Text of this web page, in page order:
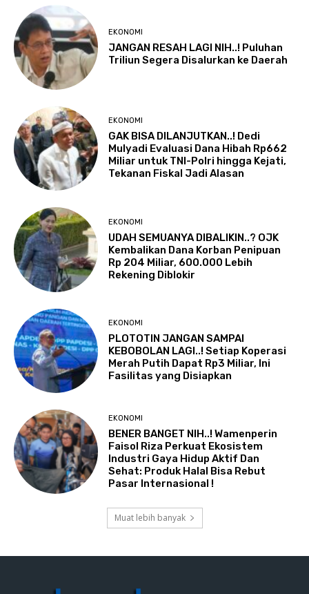
EKONOMI
JANGAN RESAH LAGI NIH..! Puluhan
Triliun Segera Disalurkan ke Daerah
EKONOMI
GAK BISA DILANJUTKAN..! Dedi
Mulyadi Evaluasi Dana Hibah Rp662
Miliar untuk TNI-Polri hingga Kejati,
Tekanan Fiskal Jadi Alasan
EKONOMI
UDAH SEMUANYA DIBALIKIN..? OJK
Kembalikan Dana Korban Penipuan
Rp 204 Miliar, 600.000 Lebih
Rekening Diblokir
EKONOMI
PLOTOTIN JANGAN SAMPAI
KEBOBOLAN LAGI..! Setiap Koperasi
Merah Putih Dapat Rp3 Miliar, Ini
Fasilitas yang Disiapkan
EKONOMI
BENER BANGET NIH..! Wamenperin
Faisol Riza Perkuat Ekosistem
Industri Gaya Hidup Aktif Dan
Sehat: Produk Halal Bisa Rebut
Pasar Internasional !
Muat lebih banyak